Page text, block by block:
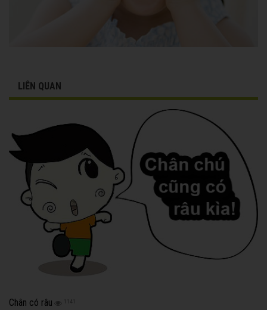
LIÊN QUAN
Chân có râu 1141